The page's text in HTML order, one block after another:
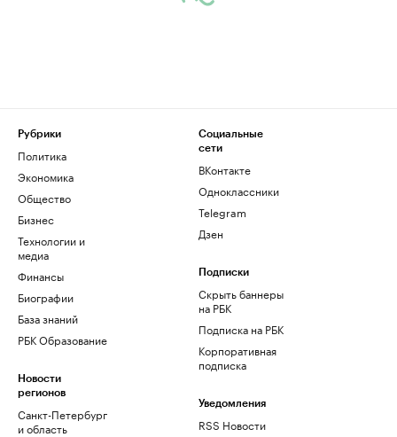
Рубрики
Политика
Экономика
Общество
Бизнес
Технологии и
медиа
Финансы
Биографии
База знаний
РБК Образование
Новости
регионов
Санкт-Петербург
и область
Социальные
сети
ВКонтакте
Одноклассники
Telegram
Дзен
Подписки
Скрыть баннеры
на РБК
Подписка на РБК
Корпоративная
подписка
Уведомления
RSS Новости